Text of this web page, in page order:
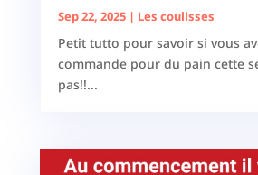
Sep 22, 2025| Les coulisses
Petit tutto pour savoir si vous
commande pour du pain cette
pas!!...